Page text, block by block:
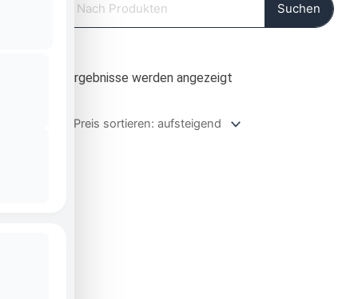
Suchen
Alle 3 Ergebnisse werden angezeigt
sortiert: